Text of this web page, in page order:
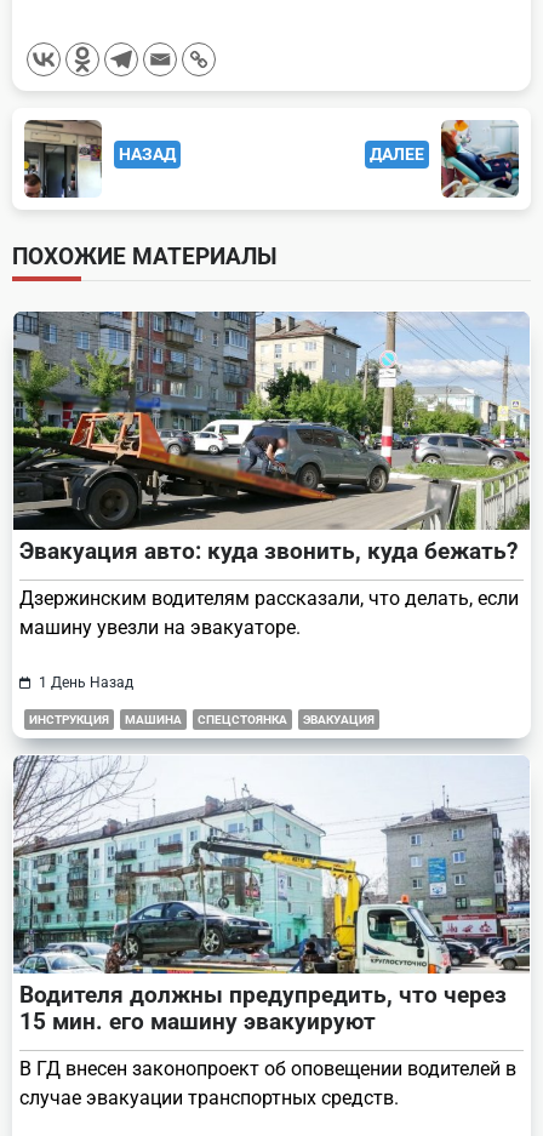
<span
class="nav-
subtitle
screen-
reader-
text">Page</span>
НАЗАД ДАЛЕЕ
ПОХОЖИЕ МАТЕРИАЛЫ
Эвакуация авто: куда звонить, куда бежать?
Дзержинским водителям рассказали, что делать, если
машину увезли на эвакуаторе.
1 День Назад
ИНСТРУКЦИЯ МАШИНА СПЕЦСТОЯНКА ЭВАКУАЦИЯ
Водителя должны предупредить, что через
15 мин. его машину эвакуируют
В ГД внесен законопроект об оповещении водителей в
случае эвакуации транспортных средств.